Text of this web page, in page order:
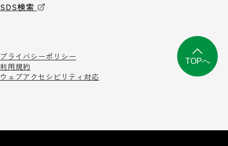
SDS検索
プライバシーポリシー
利用規約
ウェブアクセシビリティ対応
TOPへ